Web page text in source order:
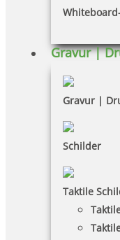
Gravur |
Gravur |
Schilder
Taktile
Widerruf
Barrierefreiheit
Vertrag widerrufen
Mein Konto